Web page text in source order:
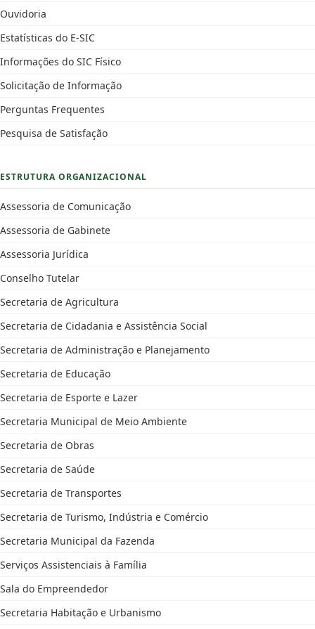
Ouvidoria
Estatísticas do E-SIC
Informações do SIC Físico
Solicitação de Informação
Perguntas Frequentes
Pesquisa de Satisfação
ESTRUTURA ORGANIZACIONAL
Assessoria de Comunicação
Assessoria de Gabinete
Assessoria Jurídica
Conselho Tutelar
Secretaria de Agricultura
Secretaria de Cidadania e Assistência Social
Secretaria de Administração e Planejamento
Secretaria de Educação
Secretaria de Esporte e Lazer
Secretaria Municipal de Meio Ambiente
Secretaria de Obras
Secretaria de Saúde
Secretaria de Transportes
Secretaria de Turismo, Indústria e Comércio
Secretaria Municipal da Fazenda
Serviços Assistenciais à Família
Sala do Empreendedor
Secretaria Habitação e Urbanismo